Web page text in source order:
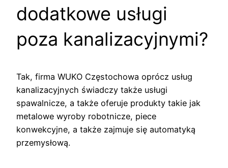
dodatkowe usługi
poza kanalizacyjnymi?
Tak, firma WUKO Częstochowa oprócz usług
kanalizacyjnych świadczy także usługi
spawalnicze, a także oferuje produkty takie jak
metalowe wyroby robotnicze, piece
konwekcyjne, a także zajmuje się automatyką
przemysłową.